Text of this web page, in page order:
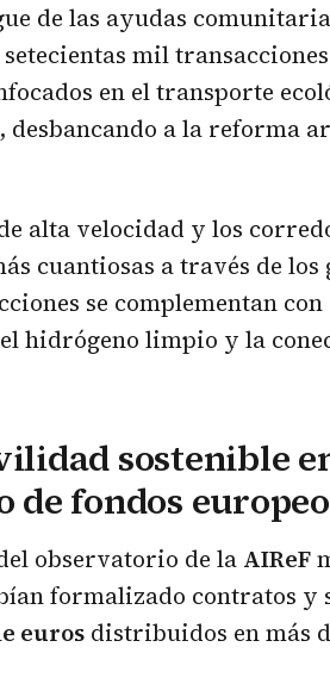
de las ayudas
setecientas mil
en el transporte
desbancando a la reforma
alta velocidad y los
cuantiosas a través de
se complementan
hidrógeno limpio y la
sostenible
de fondos
observatorio de la AIReF
formalizado contratos y
euros distribuidos en más